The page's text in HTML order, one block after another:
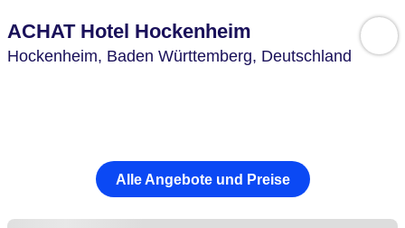
ACHAT Hotel Hockenheim
Hockenheim, Baden Württemberg, Deutschland
Alle Angebote und Preise